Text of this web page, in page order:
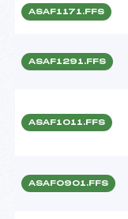
ASAF1171.FFS
ASAF1291.FFS
ASAF1011.FFS
ASAF0901.FFS